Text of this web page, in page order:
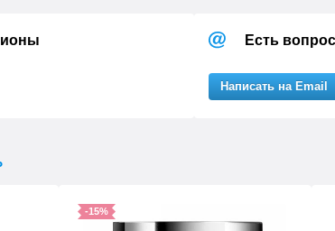
Есть
Написать на Email
-15%